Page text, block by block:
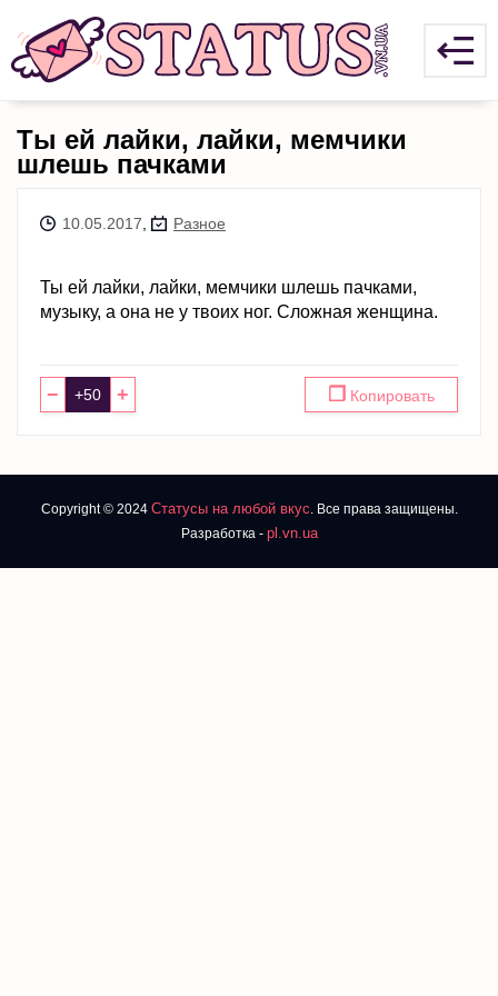
Ты ей лайки, лайки, мемчики
шлешь пачками
10.05.2017 Разное
Ты ей лайки, лайки, мемчики шлешь пачками,
музыку, а она не у твоих ног. Сложная женщина.
− + ❐ Копировать
Copyright © 2024 Статусы на любой вкус. Все права защищены.
Разработка - pl.vn.ua